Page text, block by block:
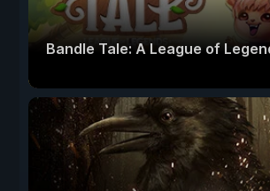
Bandle Tale: A League of